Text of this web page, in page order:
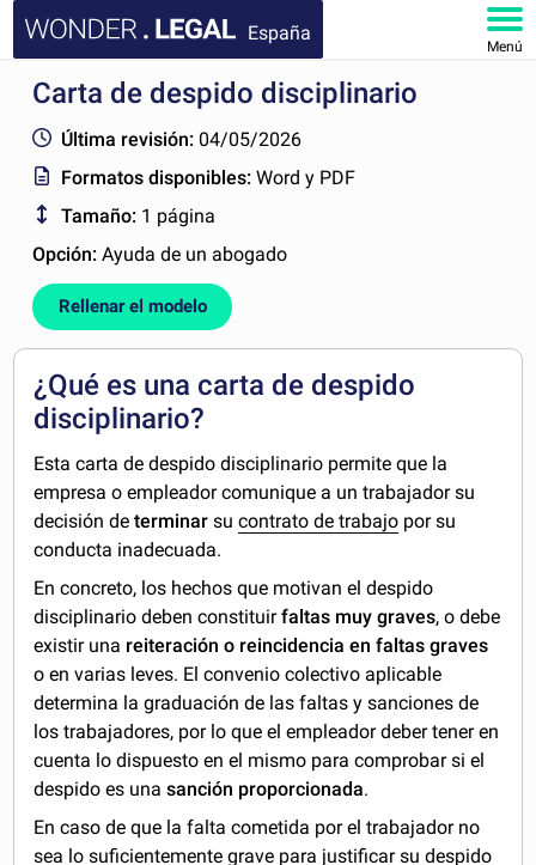
España
Menú
INICIO
DOCUMENTOS
FAQ
MI CUENTA
Carta de despido disciplinario
Última revisión: 04/05/2026
Formatos disponibles:Word y PDF
Tamaño: 1 página
Opción:Ayuda de un abogado
Rellenar el modelo
¿Qué es una carta de despido
disciplinario?
Esta carta de despido disciplinario permite que la
empresa o empleador comunique a un trabajador su
decisión determinarsucontrato de trabajo por su
conducta inadecuada.
En concreto, los hechos que motivan el despido
disciplinario deben constituirfaltas muy graves, o debe
existir una reiteración o reincidencia en faltas graves
o en varias leves. El convenio colectivo aplicable
determina la graduación de las faltas y sanciones de
los trabajadores, por lo que el empleador deber tener en
cuenta lo dispuesto en el mismo para comprobar si el
despido es unasanción proporcionada.
En caso de que la falta cometida por el trabajador no
sea lo suficientemente grave para justificar su despido